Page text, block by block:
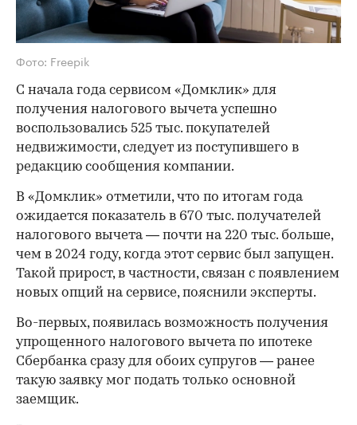
Фото: Freepik
С начала года сервисом «Домклик» для
получения налогового вычета успешно
воспользовались 525 тыс. покупателей
недвижимости, следует из поступившего в
редакцию сообщения компании.
В «Домклик» отметили, что по итогам года
ожидается показатель в 670 тыс. получателей
налогового вычета — почти на 220 тыс. больше,
чем в 2024 году, когда этот сервис был запущен.
Такой прирост, в частности, связан с появлением
новых опций на сервисе, пояснили эксперты.
Во-первых, появилась возможность получения
упрощенного налогового вычета по ипотеке
Сбербанка сразу для обоих супругов — ранее
такую заявку мог подать только основной
заемщик.